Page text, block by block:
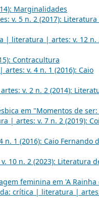
Marginalidades
v. 5 n. 2 (2017): Literatura
| literatura | artes: v. 12 n.
Contracultura
v. 4 n. 1 (2016): Caio
v. 2 n. 2 (2014):
em "Momentos de ser:
| artes: v. 7 n. 2 (2019):
1 (2016): Caio Fernando
10 n. 2 (2023): Literatura
feminina em 'A Rainha
crítica | literatura |